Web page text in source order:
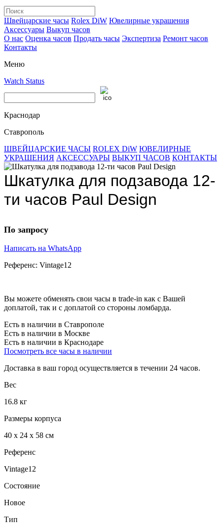
Швейцарские часы Rolex DiW Ювелирные украшения
Аксессуары Выкуп часов
О нас Оценка часов Продать часы Экспертиза Ремонт часов
Контакты
Меню
Watch Status
Краснодар
Ставрополь
ШВЕЙЦАРСКИЕ ЧАСЫ ROLEX DiW ЮВЕЛИРНЫЕ
УКРАШЕНИЯ АКСЕССУАРЫ ВЫКУП ЧАСОВ КОНТАКТЫ
Шкатулка для подзавода 12-
ти часов Paul Design
По запросу
Написать на WhatsApp
Референс: Vintage12
Вы можете обменять свои часы в trade-in как с Вашей
доплатой, так и с доплатой со стороны ломбарда.
Есть в наличии в Ставрополе
Есть в наличии в Москве
Есть в наличии в Краснодаре
Посмотреть все часы в наличии
Доставка в ваш город осуществляется в течении 24 часов.
Вес
16.8 кг
Размеры корпуса
40 х 24 х 58 см
Референс
Vintage12
Состояние
Новое
Тип